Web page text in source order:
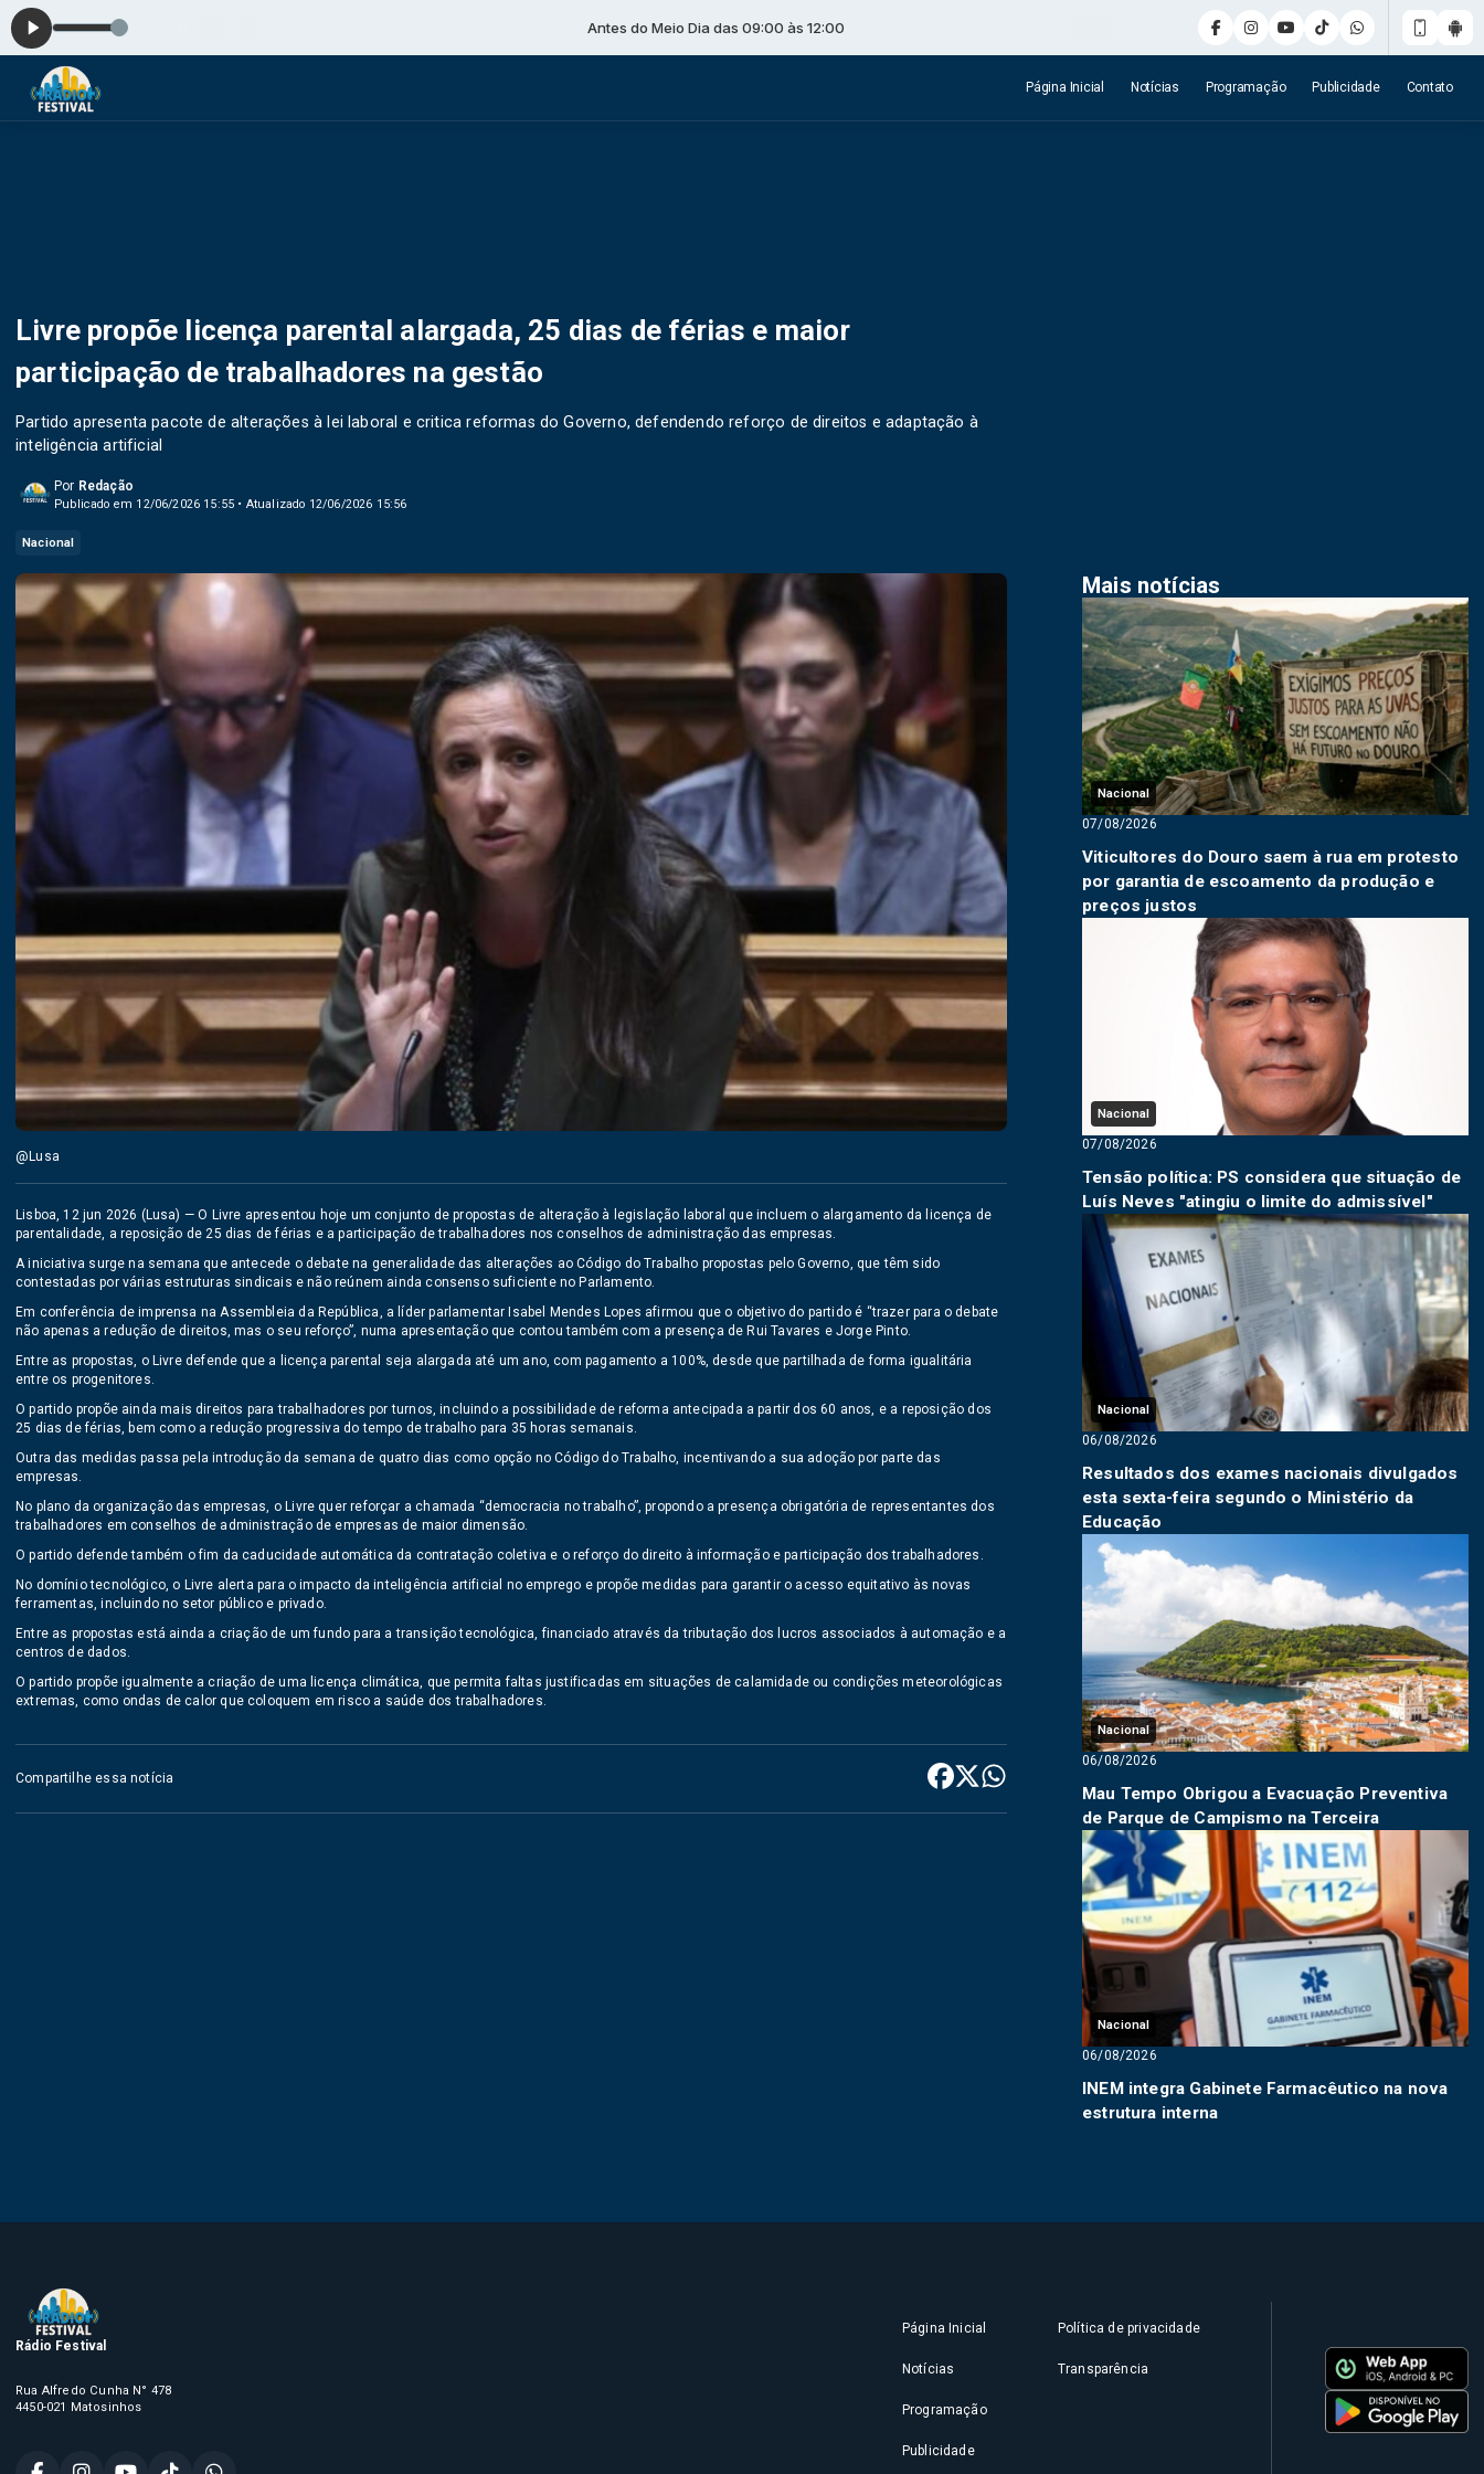
Antes do Meio Dia das 09:00 às 12:00
Página Inicial Notícias Programação Publicidade Contato
Livre propõe licença parental alargada, 25 dias de férias e maior
participação de trabalhadores na gestão
Partido apresenta pacote de alterações à lei laboral e critica reformas do Governo, defendendo reforço de direitos e adaptação à
inteligência artificial
Por Redação
Publicado em 12/06/2026 15:55 • Atualizado 12/06/2026 15:56
Nacional
@Lusa
Lisboa, 12 jun 2026 (Lusa) — O Livre apresentou hoje um conjunto de propostas de alteração à legislação laboral que incluem o alargamento da licença de
parentalidade, a reposição de 25 dias de férias e a participação de trabalhadores nos conselhos de administração das empresas.
A iniciativa surge na semana que antecede o debate na generalidade das alterações ao Código do Trabalho propostas pelo Governo, que têm sido
contestadas por várias estruturas sindicais e não reúnem ainda consenso suficiente no Parlamento.
Em conferência de imprensa na Assembleia da República, a líder parlamentar Isabel Mendes Lopes afirmou que o objetivo do partido é “trazer para o debate
não apenas a redução de direitos, mas o seu reforço”, numa apresentação que contou também com a presença de Rui Tavares e Jorge Pinto.
Entre as propostas, o Livre defende que a licença parental seja alargada até um ano, com pagamento a 100%, desde que partilhada de forma igualitária
entre os progenitores.
O partido propõe ainda mais direitos para trabalhadores por turnos, incluindo a possibilidade de reforma antecipada a partir dos 60 anos, e a reposição dos
25 dias de férias, bem como a redução progressiva do tempo de trabalho para 35 horas semanais.
Outra das medidas passa pela introdução da semana de quatro dias como opção no Código do Trabalho, incentivando a sua adoção por parte das
empresas.
No plano da organização das empresas, o Livre quer reforçar a chamada “democracia no trabalho”, propondo a presença obrigatória de representantes dos
trabalhadores em conselhos de administração de empresas de maior dimensão.
O partido defende também o fim da caducidade automática da contratação coletiva e o reforço do direito à informação e participação dos trabalhadores.
No domínio tecnológico, o Livre alerta para o impacto da inteligência artificial no emprego e propõe medidas para garantir o acesso equitativo às novas
ferramentas, incluindo no setor público e privado.
Entre as propostas está ainda a criação de um fundo para a transição tecnológica, financiado através da tributação dos lucros associados à automação e a
centros de dados.
O partido propõe igualmente a criação de uma licença climática, que permita faltas justificadas em situações de calamidade ou condições meteorológicas
extremas, como ondas de calor que coloquem em risco a saúde dos trabalhadores.
Compartilhe essa notícia
Mais notícias
Nacional
07/08/2026
Viticultores do Douro saem à rua em protesto
por garantia de escoamento da produção e
preços justos
Nacional
07/08/2026
Tensão política: PS considera que situação de
Luís Neves "atingiu o limite do admissível"
Nacional
06/08/2026
Resultados dos exames nacionais divulgados
esta sexta-feira segundo o Ministério da
Educação
Nacional
06/08/2026
Mau Tempo Obrigou a Evacuação Preventiva
de Parque de Campismo na Terceira
Nacional
06/08/2026
INEM integra Gabinete Farmacêutico na nova
estrutura interna
Rádio Festival
Rua Alfredo Cunha N° 478
4450-021 Matosinhos
Página Inicial
Notícias
Programação
Publicidade
Política de privacidade
Transparência